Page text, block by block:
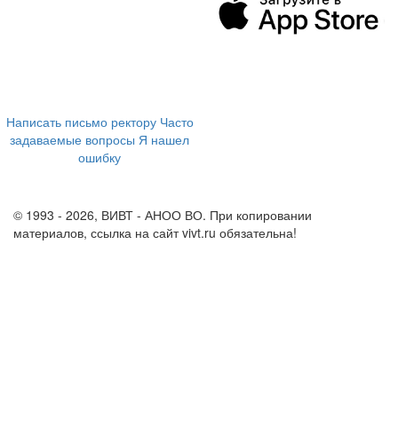
Написать письмо ректору Часто
задаваемые вопросы Я нашел
ошибку
© 1993 - 2026, ВИВТ - АНОО ВО. При копировании
материалов, ссылка на сайт vivt.ru обязательна!